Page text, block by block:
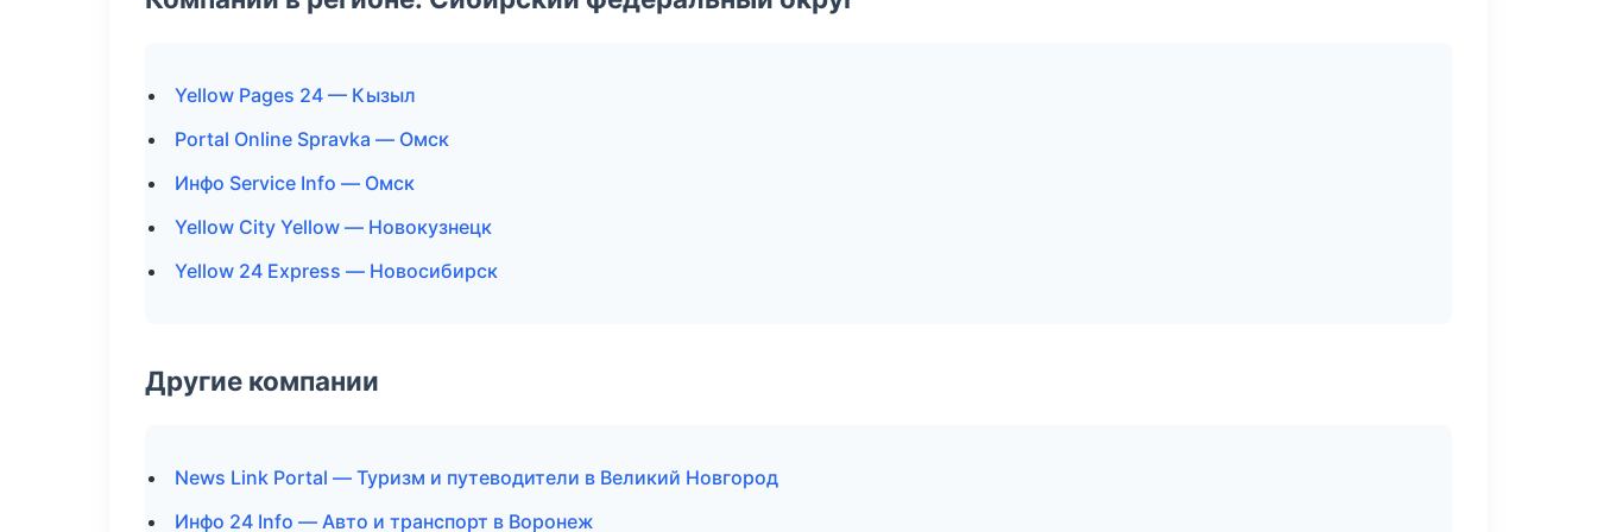
Yellow Pages 24 — Кызыл
Portal Online Spravka — Омск
Инфо Service Info — Омск
Yellow City Yellow — Новокузнецк
Yellow 24 Express — Новосибирск
Другие компании
News Link Portal — Туризм и путеводители в Великий Новгород
Инфо 24 Info — Авто и транспорт в Воронеж